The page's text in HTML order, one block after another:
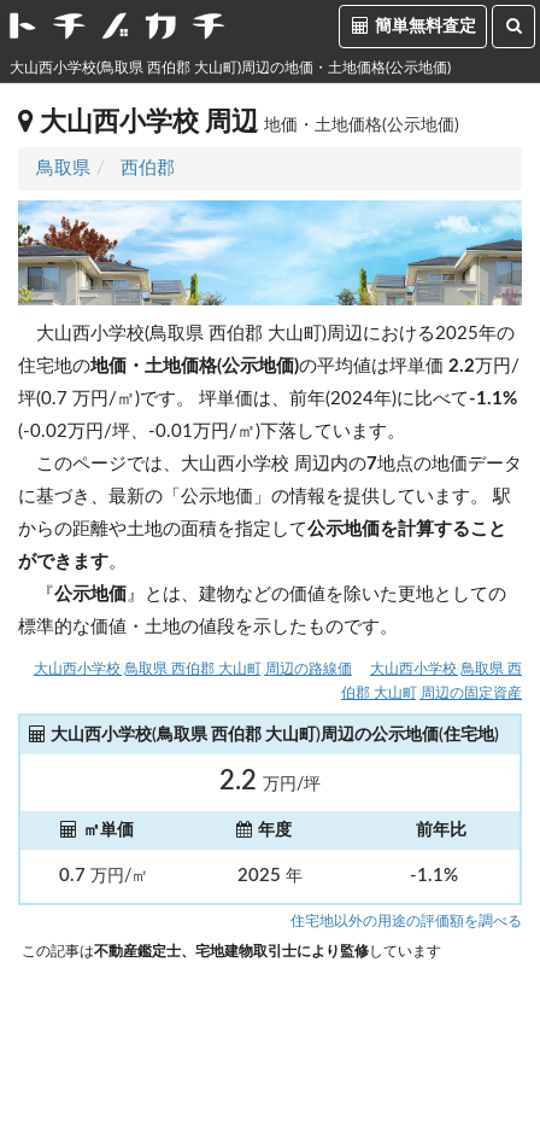
簡単無料査定
大山西小学校(鳥取県 西伯郡 大山町)周辺の地価・土地価格(公示地価)
大山西小学校 周辺 地価・土地価格(公示地価)
鳥取県 西伯郡
大山西小学校(鳥取県 西伯郡 大山町)周辺における2025年の
住宅地の地価・土地価格(公示地価)の平均値は坪単価 2.2万円/
坪(0.7 万円/㎡)です。 坪単価は、前年(2024年)に比べて-1.1%
(-0.02万円/坪、-0.01万円/㎡)下落しています。
このページでは、大山西小学校 周辺内の7地点の地価データ
に基づき、最新の「公示地価」の情報を提供しています。 駅
からの距離や土地の面積を指定して公示地価を計算すること
ができます。
『公示地価 』とは、建物などの価値を除いた更地としての
標準的な価値・土地の値段を示したものです。
大山西小学校(鳥取県 西伯郡 大山町)周辺の路線価
大山西小学校(鳥取県 西
伯郡 大山町)周辺の固定資産
大山西小学校(鳥取県 西伯郡 大山町)周辺の公示地価(住宅地)
2.2 万円/坪
㎡単価 年度 前年比
0.7 万円/㎡ 2025 年 -1.1%
住宅地以外の用途の評価額を調べる
この記事は不動産鑑定士、宅地建物取引士により監修しています